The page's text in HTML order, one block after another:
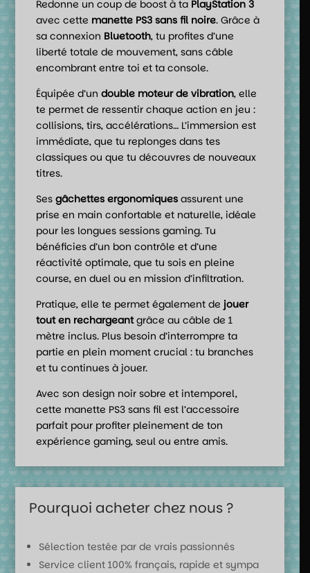
Redonne un coup de boost à ta PlayStation 3
avec cette manette PS3 sans fil noire. Grâce à
sa connexion Bluetooth, tu profites d’une
liberté totale de mouvement, sans câble
encombrant entre toi et ta console.
Équipée d’un double moteur de vibration, elle
te permet de ressentir chaque action en jeu :
collisions, tirs, accélérations… L’immersion est
immédiate, que tu replonges dans tes
classiques ou que tu découvres de nouveaux
titres.
Ses gâchettes ergonomiquesassurent une
prise en main confortable et naturelle, idéale
pour les longues sessions gaming. Tu
bénéficies d’un bon contrôle et d’une
réactivité optimale, que tu sois en pleine
course, en duel ou en mission d’infiltration.
Pratique, elle te permet également de jouer
tout en rechargeantgrâce au câble de 1
mètre inclus. Plus besoin d’interrompre ta
partie en plein moment crucial : tu branches
et tu continues à jouer.
Avec son design noir sobre et intemporel,
cette manette PS3 sans fil est l’accessoire
parfait pour profiter pleinement de ton
expérience gaming, seul ou entre amis.
Pourquoi acheter chez nous ?
Sélection testée par de vrais passionnés
Service client 100% français, rapide et sympa